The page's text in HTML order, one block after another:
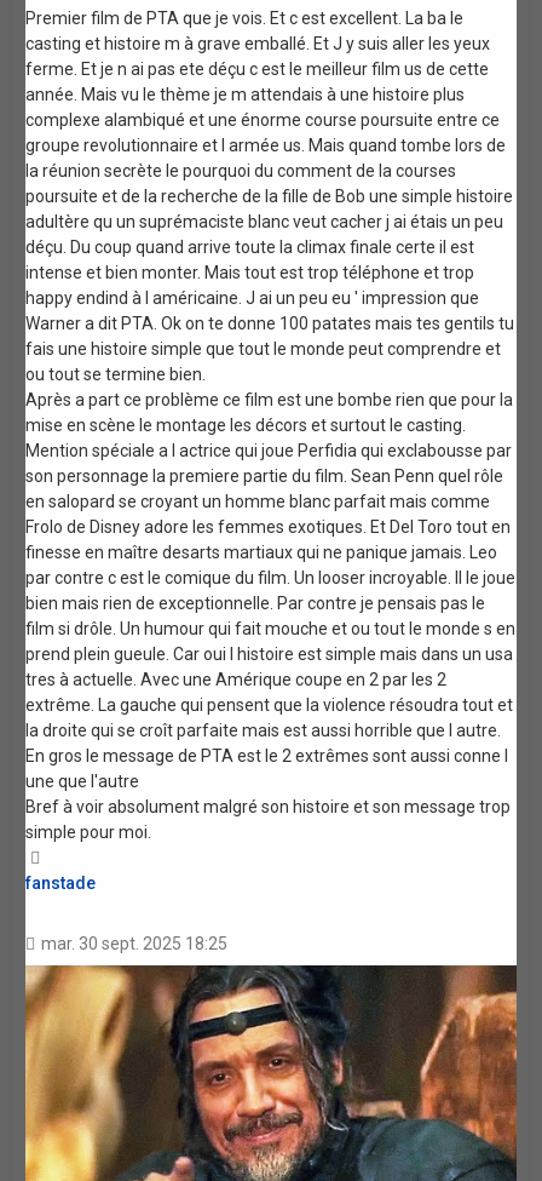
Premier film de PTA que je vois. Et c est excellent. La ba le
casting et histoire m à grave emballé. Et J y suis aller les yeux
ferme. Et je n ai pas ete déçu c est le meilleur film us de cette
année. Mais vu le thème je m attendais à une histoire plus
complexe alambiqué et une énorme course poursuite entre ce
groupe revolutionnaire et l armée us. Mais quand tombe lors de
la réunion secrète le pourquoi du comment de la courses
poursuite et de la recherche de la fille de Bob une simple histoire
adultère qu un suprémaciste blanc veut cacher j ai étais un peu
déçu. Du coup quand arrive toute la climax finale certe il est
intense et bien monter. Mais tout est trop téléphone et trop
happy endind à l américaine. J ai un peu eu ' impression que
Warner a dit PTA. Ok on te donne 100 patates mais tes gentils tu
fais une histoire simple que tout le monde peut comprendre et
ou tout se termine bien.
Après a part ce problème ce film est une bombe rien que pour la
mise en scène le montage les décors et surtout le casting.
Mention spéciale a l actrice qui joue Perfidia qui exclabousse par
son personnage la premiere partie du film. Sean Penn quel rôle
en salopard se croyant un homme blanc parfait mais comme
Frolo de Disney adore les femmes exotiques. Et Del Toro tout en
finesse en maître desarts martiaux qui ne panique jamais. Leo
par contre c est le comique du film. Un looser incroyable. Il le joue
bien mais rien de exceptionnelle. Par contre je pensais pas le
film si drôle. Un humour qui fait mouche et ou tout le monde s en
prend plein gueule. Car oui l histoire est simple mais dans un usa
tres à actuelle. Avec une Amérique coupe en 2 par les 2
extrême. La gauche qui pensent que la violence résoudra tout et
la droite qui se croît parfaite mais est aussi horrible que l autre.
En gros le message de PTA est le 2 extrêmes sont aussi conne l
une que l'autre
Bref à voir absolument malgré son histoire et son message trop
simple pour moi.
fanstade
mar. 30 sept. 2025 18:25